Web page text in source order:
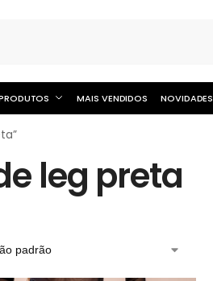
MAIS VENDIDOS NOVIDADES
leg preta